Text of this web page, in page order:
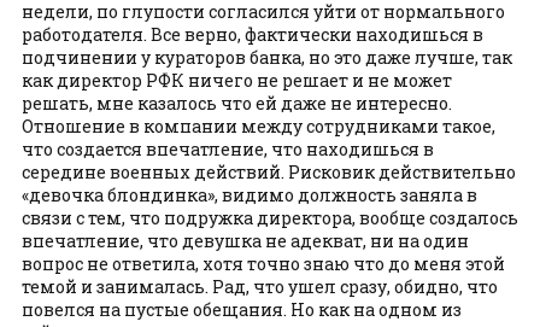
недели, по глупости согласился уйти от нормального
работодателя. Все верно, фактически находишься в
подчинении у кураторов банка, но это даже лучше, так
как директор РФК ничего не решает и не может
решать, мне казалось что ей даже не интересно.
Отношение в компании между сотрудниками такое,
что создается впечатление, что находишься в
середине военных действий. Рисковик действительно
«девочка блондинка», видимо должность заняла в
связи с тем, что подружка директора, вообще создалось
впечатление, что девушка не адекват, ни на один
вопрос не ответила, хотя точно знаю что до меня этой
темой и занималась. Рад, что ушел сразу, обидно, что
повелся на пустые обещания. Но как на одном из